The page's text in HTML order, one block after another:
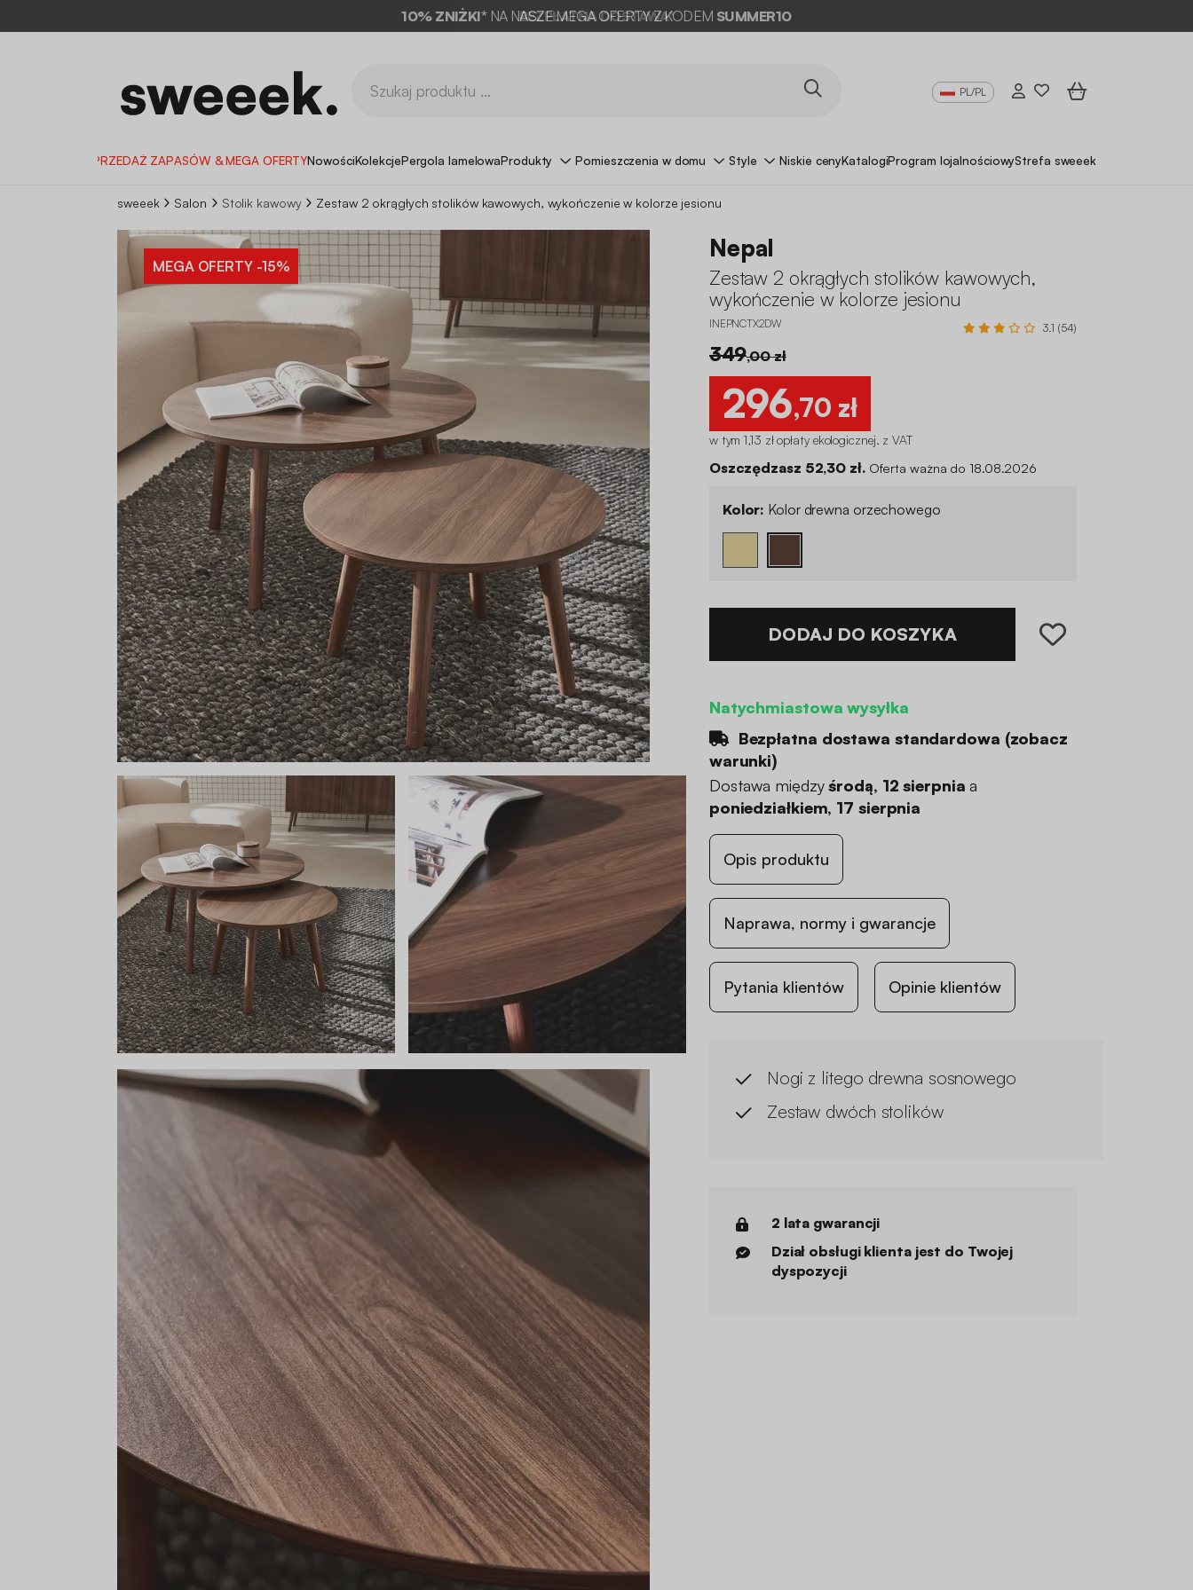
10% ZNIŻKI*NA NASZE MEGA OFERTY Z KODEM SUMMER10
PL/PL
WYPRZEDAŻ ZAPASÓW & MEGA OFERTYNowościKolekcjePergola lamelowaProdukty Pomieszczenia w domu Style Niskie cenyKatalogiProgram lojalnościowyStrefa sweeek Pro
sweeek Salon Stolik kawowy Zestaw 2 okrągłych stolików kawowych, wykończenie w kolorze jesionu
MEGA OFERTY-15%
Nepal
Zestaw 2 okrągłych stolików kawowych,
wykończenie w kolorze jesionu
INEPNCTX2DW 3.1 (54)
349,00 zł
296,70 zł
w tym 1,13 zł opłaty ekologicznej. z VAT
Oszczędzasz 52,30 zł. Oferta ważna do 18.08.2026
Kolor: Kolor drewna orzechowego
DODAJ DO KOSZYKA
Natychmiastowa wysyłka
Bezpłatna dostawa standardowa (zobacz
warunki)
Dostawa międzyśrodą, 12 sierpnia a
poniedziałkiem, 17 sierpnia
Opis produktu
Naprawa, normy i gwarancje
Pytania klientów Opinie klientów
Nogi z litego drewna sosnowego
Zestaw dwóch stolików
2 lata gwarancji
Dział obsługi klienta jest do Twojej
dyspozycji